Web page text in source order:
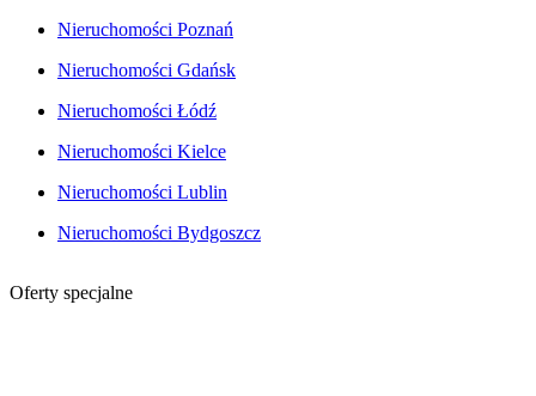
Nieruchomości Poznań
Nieruchomości Gdańsk
Nieruchomości Łódź
Nieruchomości Kielce
Nieruchomości Lublin
Nieruchomości Bydgoszcz
Oferty specjalne